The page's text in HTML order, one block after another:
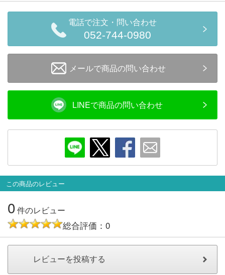
会員ランクについて
レビューについて
電話で注文・問い合わせ
052-744-0980
メールで商品の問い合わせ
LINEで商品の問い合わせ
この商品のレビュー
0件のレビュー
総合評価：0